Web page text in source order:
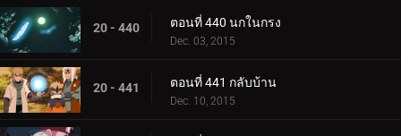
20 - 440 ตอนที่ 440 นกในกรง
Dec. 03, 2015
20 - 441 ตอนที่ 441 กลับบ้าน
Dec. 10, 2015